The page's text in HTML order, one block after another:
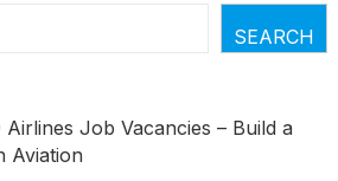
SEARCH
Job Vacancies – Build a
Aviation